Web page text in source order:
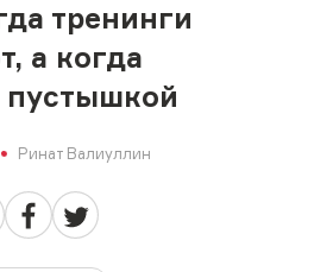
тренинги
а когда
пустышкой
Ринат Валиуллин